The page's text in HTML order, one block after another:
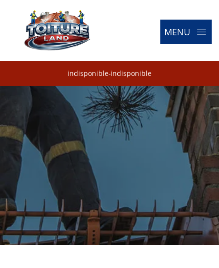
MENU
indisponible-indisponible